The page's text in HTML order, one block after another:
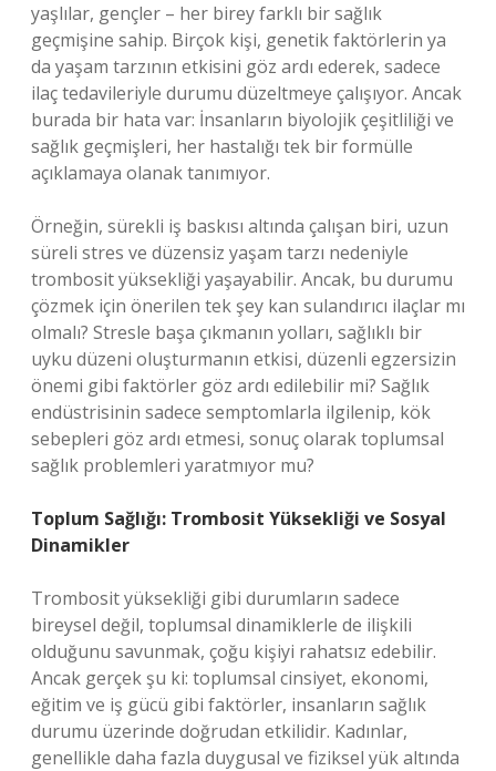
yaşlılar, gençler – her birey farklı bir sağlık
geçmişine sahip. Birçok kişi, genetik faktörlerin ya
da yaşam tarzının etkisini göz ardı ederek, sadece
ilaç tedavileriyle durumu düzeltmeye çalışıyor. Ancak
burada bir hata var: İnsanların biyolojik çeşitliliği ve
sağlık geçmişleri, her hastalığı tek bir formülle
açıklamaya olanak tanımıyor.
Örneğin, sürekli iş baskısı altında çalışan biri, uzun
süreli stres ve düzensiz yaşam tarzı nedeniyle
trombosit yüksekliği yaşayabilir. Ancak, bu durumu
çözmek için önerilen tek şey kan sulandırıcı ilaçlar mı
olmalı? Stresle başa çıkmanın yolları, sağlıklı bir
uyku düzeni oluşturmanın etkisi, düzenli egzersizin
önemi gibi faktörler göz ardı edilebilir mi? Sağlık
endüstrisinin sadece semptomlarla ilgilenip, kök
sebepleri göz ardı etmesi, sonuç olarak toplumsal
sağlık problemleri yaratmıyor mu?
Toplum Sağlığı: Trombosit Yüksekliği ve Sosyal
Dinamikler
Trombosit yüksekliği gibi durumların sadece
bireysel değil, toplumsal dinamiklerle de ilişkili
olduğunu savunmak, çoğu kişiyi rahatsız edebilir.
Ancak gerçek şu ki: toplumsal cinsiyet, ekonomi,
eğitim ve iş gücü gibi faktörler, insanların sağlık
durumu üzerinde doğrudan etkilidir. Kadınlar,
genellikle daha fazla duygusal ve fiziksel yük altında